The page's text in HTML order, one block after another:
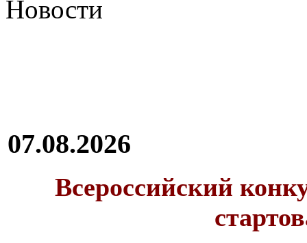
Новости
07.08.2026
Всероссийский